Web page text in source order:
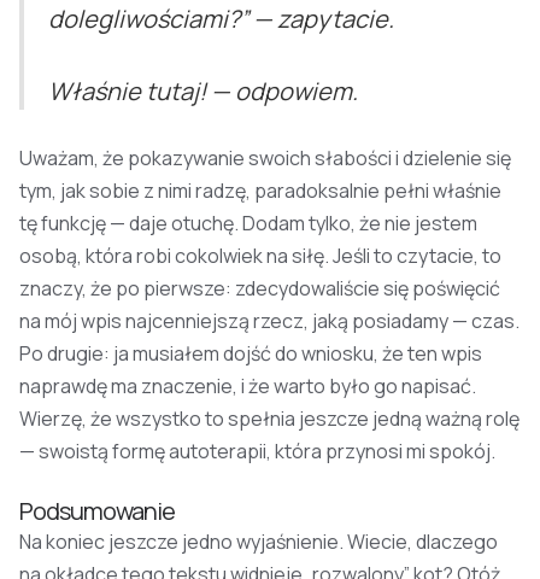
dolegliwościami?” — zapytacie.
Właśnie tutaj! — odpowiem.
Uważam, że pokazywanie swoich słabości i dzielenie się
tym, jak sobie z nimi radzę, paradoksalnie pełni właśnie
tę funkcję — daje otuchę. Dodam tylko, że nie jestem
osobą, która robi cokolwiek na siłę. Jeśli to czytacie, to
znaczy, że po pierwsze: zdecydowaliście się poświęcić
na mój wpis najcenniejszą rzecz, jaką posiadamy — czas.
Po drugie: ja musiałem dojść do wniosku, że ten wpis
naprawdę ma znaczenie, i że warto było go napisać.
Wierzę, że wszystko to spełnia jeszcze jedną ważną rolę
— swoistą formę autoterapii, która przynosi mi spokój.
Podsumowanie
Na koniec jeszcze jedno wyjaśnienie. Wiecie, dlaczego